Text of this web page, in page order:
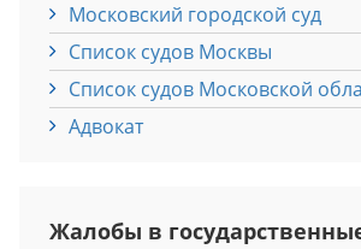
Московский городской суд
Список судов Москвы
Список судов Московской
Адвокат
Жалобы в